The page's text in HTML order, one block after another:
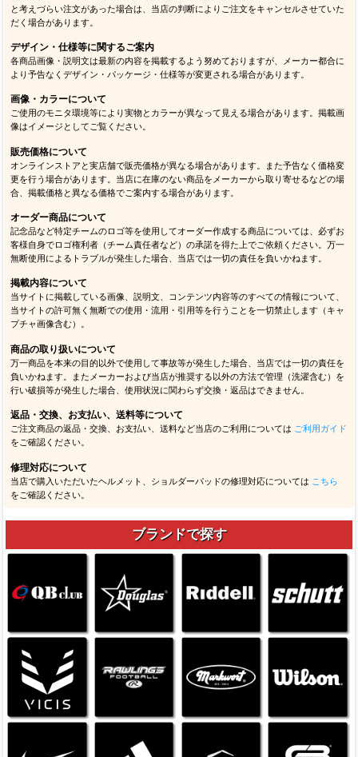
と考えづらい注文があった場合は、当店の判断によりご注文をキャンセルさせていた
だく場合があります。
デザイン・仕様等に関するご案内
各商品画像・説明文は最新の内容を掲載するよう努めておりますが、メーカー都合に
より予告なくデザイン・パッケージ・仕様等が変更される場合があります。
画像・カラーについて
ご使用のモニタ環境等により実物とカラーが異なって見える場合があります。掲載画
像はイメージとしてご覧ください。
販売価格について
オンラインストアと実店舗で販売価格が異なる場合があります。また予告なく価格変
更を行う場合があります。当店に在庫のない商品をメーカーから取り寄せるなどの場
合、掲載価格と異なる価格でご案内する場合があります。
オーダー商品について
記念品など特定チームのロゴ等を使用してオーダー作成する商品については、必ずお
客様自身でロゴ権利者（チーム責任者など）の承諾を得た上でご依頼ください。万一
無断使用によるトラブルが発生した場合、当店では一切の責任を負いかねます。
掲載内容について
当サイトに掲載している画像、説明文、コンテンツ内容等のすべての情報について、
当サイトの許可無く無断での使用・流用・引用等を行うことを一切禁止します（キャ
プチャ画像含む）。
商品の取り扱いについて
万一商品を本来の目的以外で使用して事故等が発生した場合、当店では一切の責任を
負いかねます。またメーカーおよび当店が推奨する以外の方法で管理（洗濯含む）を
行い破損等が発生した場合、使用状況に関わらず交換・返品はできません。
返品・交換、お支払い、送料等について
ご注文商品の返品・交換、お支払い、送料など当店のご利用については ご利用ガイド
をご確認ください。
修理対応について
当店で購入いただいたヘルメット、ショルダーパッドの修理対応については こちら
をご確認ください。
ブランドで探す